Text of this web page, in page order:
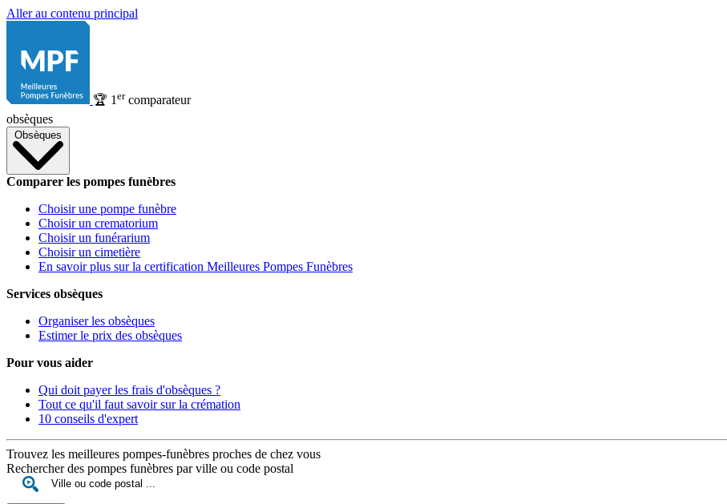
Aller au contenu principal
🏆 1 ercomparateur
obsèques
Obsèques
Comparer les pompes funèbres
Choisir une pompe funèbre
Choisir un crematorium
Choisir un funérarium
Choisir un cimetière
En savoir plus sur la certification Meilleures Pompes Funèbres
Services obsèques
Organiser les obsèques
Estimer le prix des obsèques
Pour vous aider
Qui doit payer les frais d'obsèques ?
Tout ce qu'il faut savoir sur la crémation
10 conseils d'expert
Trouvez les meilleures pompes-funèbres proches de chez vous
Rechercher des pompes funèbres par ville ou code postal